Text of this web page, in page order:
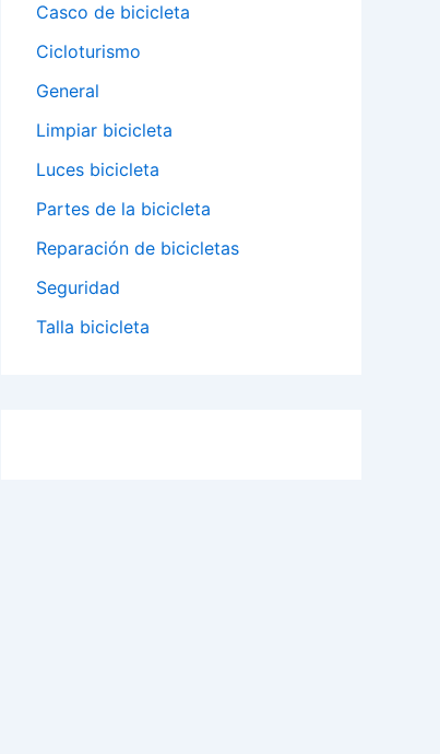
Casco de bicicleta
Cicloturismo
General
Limpiar bicicleta
Luces bicicleta
Partes de la bicicleta
Reparación de bicicletas
Seguridad
Talla bicicleta